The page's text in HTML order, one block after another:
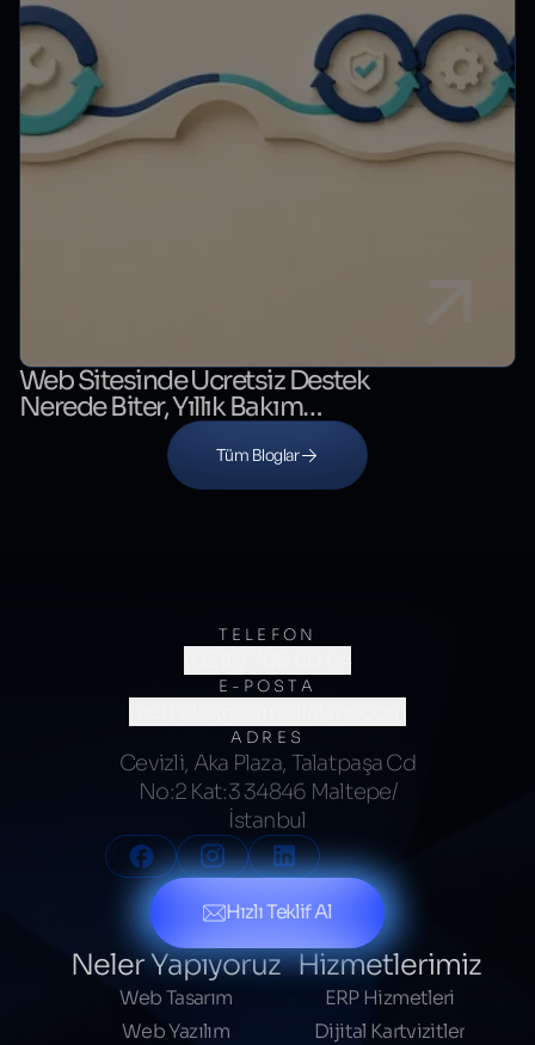
Web Sitesinde Ücretsiz Destek
Nerede Biter, Yıllık Bakım
Nerede Başlar?
Tüm Bloglar
TELEFON
(0216) 706 60 64
E-POSTA
ADRES
Cevizli, Aka Plaza, Talatpaşa Cd
No:2 Kat:3 34846 Maltepe/
İstanbul
Hızlı Teklif Al
Neler Yapıyoruz
Web Tasarım
Web Yazılım
Hizmetlerimiz
ERP Hizmetleri
Dijital Kartvizitler